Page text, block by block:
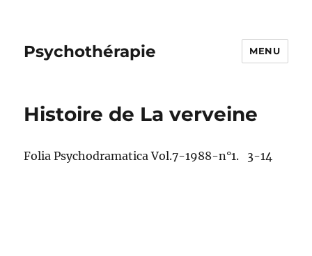
Psychothérapie MENU
Histoire de La verveine
Folia Psychodramatica Vol.7-1988-n°1. 3-14